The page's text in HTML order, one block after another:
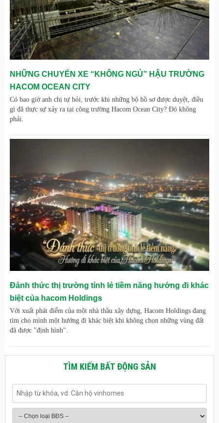
NHỮNG CHUYẾN XE “KHÔNG NGỦ” HẬU TRƯỜNG
HACOM OCEAN CITY
Có bao giờ anh chị tự hỏi, trước khi những bộ hồ sơ được duyệt, điều
gì đã thực sự xảy ra tại công trường Hacom Ocean City? Đó không
phải.
Đánh thức thị trường tỉnh lẻ tiềm năng hướng đi khác
biệt của hacom Holdings
Với xuất phát điểm của một nhà thầu xây dựng, Hacom Holdings đang
tìm cho mình một hướng đi khác biệt khi không chọn những vùng đất
đã được "định hình".
TÌM KIẾM BẤT ĐỘNG SẢN